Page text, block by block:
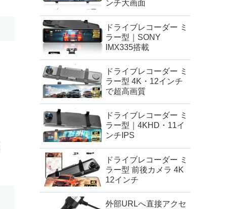
ンチ大画面
ドライブレコーダー ミ
ラー型｜SONY
IMX335搭載
ドライブレコーダー ミ
ラー型 4K・12インチ
で超高画質
ドライブレコーダー ミ
ラー型｜4KHD・11イ
ンチIPS
ドライブレコーダー ミ
ラー型 前後カメラ 4K
12インチ
外部URLへ直接アクセ